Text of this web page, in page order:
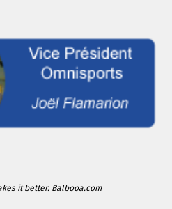
it better. Balbooa.com